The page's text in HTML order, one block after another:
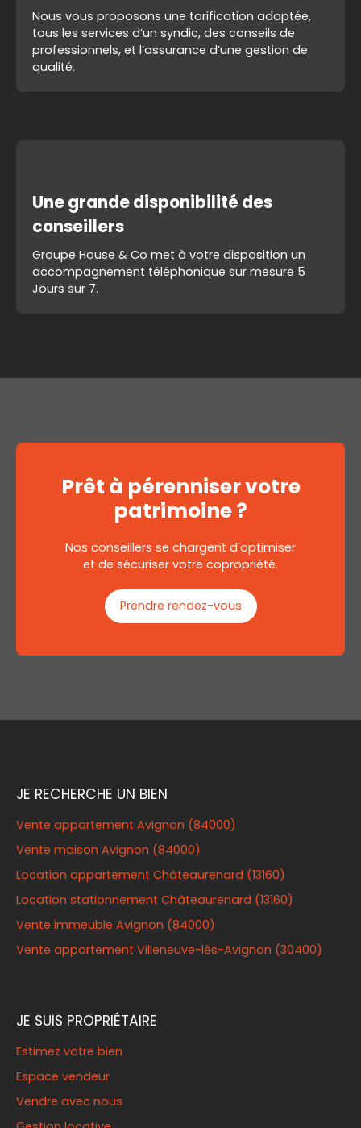
Nous vous proposons une tarification adaptée,
tous les services d’un syndic, des conseils de
professionnels, et l’assurance d’une gestion de
qualité.
Une grande disponibilité des
conseillers
Groupe House & Co met à votre disposition un
accompagnement téléphonique sur mesure 5
Jours sur 7.
Prêt à pérenniservotre
patrimoine ?
Nos conseillers se chargent d'optimiser
et de sécuriser votre copropriété.
Prendre rendez-vous
JE RECHERCHE UN BIEN
Vente appartement Avignon (84000)
Vente maison Avignon (84000)
Location appartement Châteaurenard (13160)
Location stationnement Châteaurenard (13160)
Vente immeuble Avignon (84000)
Vente appartement Villeneuve-lès-Avignon (30400)
JE SUIS PROPRIÉTAIRE
Estimez votre bien
Espace vendeur
Vendre avec nous